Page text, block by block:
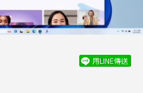
用LINE傳送